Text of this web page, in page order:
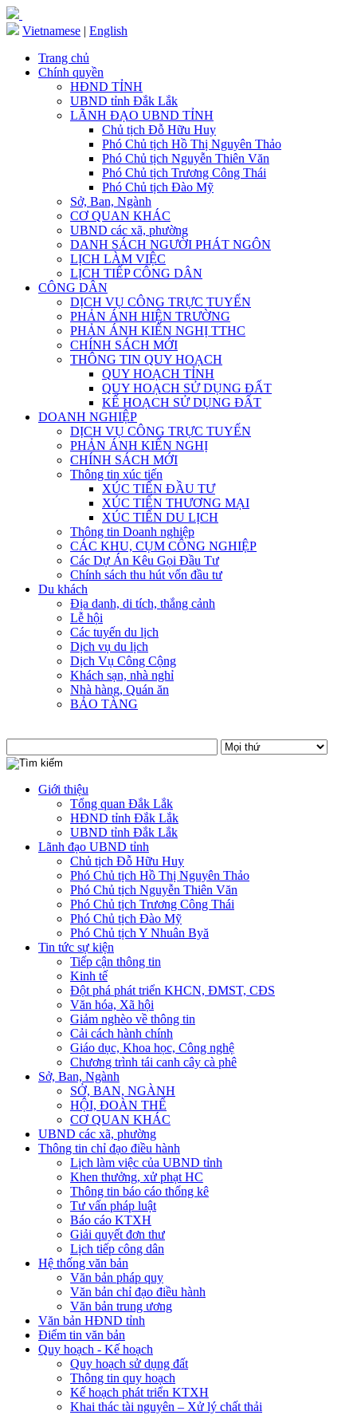
Vietnamese | English
Trang chủ
Chính quyền
HĐND TỈNH
UBND tỉnh Đắk Lắk
LÃNH ĐẠO UBND TỈNH
Chủ tịch Đỗ Hữu Huy
Phó Chủ tịch Hồ Thị Nguyên Thảo
Phó Chủ tịch Nguyễn Thiên Văn
Phó Chủ tịch Trương Công Thái
Phó Chủ tịch Đào Mỹ
Sở, Ban, Ngành
CƠ QUAN KHÁC
UBND các xã, phường
DANH SÁCH NGƯỜI PHÁT NGÔN
LỊCH LÀM VIỆC
LỊCH TIẾP CÔNG DÂN
CÔNG DÂN
DỊCH VỤ CÔNG TRỰC TUYẾN
PHẢN ÁNH HIỆN TRƯỜNG
PHẢN ÁNH KIẾN NGHỊ TTHC
CHÍNH SÁCH MỚI
THÔNG TIN QUY HOẠCH
QUY HOẠCH TỈNH
QUY HOẠCH SỬ DỤNG ĐẤT
KẾ HOẠCH SỬ DỤNG ĐẤT
DOANH NGHIỆP
DỊCH VỤ CÔNG TRỰC TUYẾN
PHẢN ÁNH KIẾN NGHỊ
CHÍNH SÁCH MỚI
Thông tin xúc tiến
XÚC TIẾN ĐẦU TƯ
XÚC TIẾN THƯƠNG MẠI
XÚC TIẾN DU LỊCH
Thông tin Doanh nghiệp
CÁC KHU, CỤM CÔNG NGHIỆP
Các Dự Án Kêu Gọi Đầu Tư
Chính sách thu hút vốn đầu tư
Du khách
Địa danh, di tích, thắng cảnh
Lễ hội
Các tuyến du lịch
Dịch vụ du lịch
Dịch Vụ Công Cộng
Khách sạn, nhà nghỉ
Nhà hàng, Quán ăn
BẢO TÀNG
Giới thiệu
Tổng quan Đắk Lắk
HĐND tỉnh Đắk Lắk
UBND tỉnh Đắk Lắk
Lãnh đạo UBND tỉnh
Chủ tịch Đỗ Hữu Huy
Phó Chủ tịch Hồ Thị Nguyên Thảo
Phó Chủ tịch Nguyễn Thiên Văn
Phó Chủ tịch Trương Công Thái
Phó Chủ tịch Đào Mỹ
Phó Chủ tịch Y Nhuân Byă
Tin tức sự kiện
Tiếp cận thông tin
Kinh tế
Đột phá phát triển KHCN, ĐMST, CĐS
Văn hóa, Xã hội
Giảm nghèo về thông tin
Cải cách hành chính
Giáo dục, Khoa học, Công nghệ
Chương trình tái canh cây cà phê
Sở, Ban, Ngành
SỞ, BAN, NGÀNH
HỘI, ĐOÀN THỂ
CƠ QUAN KHÁC
UBND các xã, phường
Thông tin chỉ đạo điều hành
Lịch làm việc của UBND tỉnh
Khen thưởng, xử phạt HC
Thông tin báo cáo thống kê
Tư vấn pháp luật
Báo cáo KTXH
Giải quyết đơn thư
Lịch tiếp công dân
Hệ thống văn bản
Văn bản pháp quy
Văn bản chỉ đạo điều hành
Văn bản trung ương
Văn bản HĐND tỉnh
Điểm tin văn bản
Quy hoạch - Kế hoạch
Quy hoạch sử dụng đất
Thông tin quy hoạch
Kế hoạch phát triển KTXH
Khai thác tài nguyên – Xử lý chất thải